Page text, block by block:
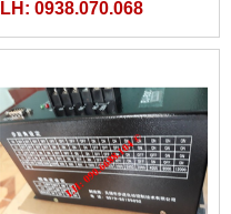
LH: 0938.070.068